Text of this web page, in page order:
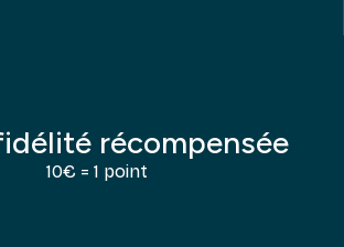
récompensée
10€ = 1 point